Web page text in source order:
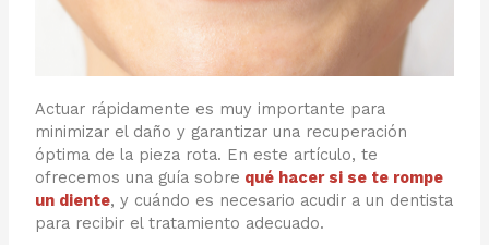
Actuar rápidamente es muy importante para
minimizar el daño y garantizar una recuperación
óptima de la pieza rota. En este artículo, te
ofrecemos una guía sobre qué hacer si se te rompe
un diente, y cuándo es necesario acudir a un dentista
para recibir el tratamiento adecuado.